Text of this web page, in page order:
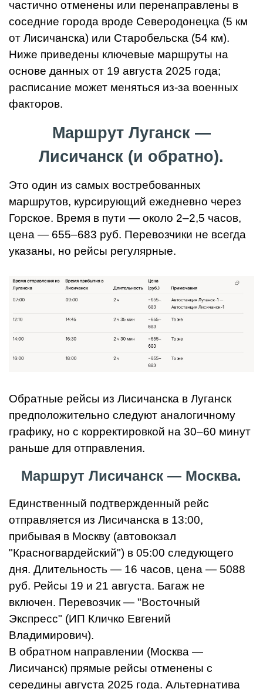
частично отменены или перенаправлены в
соседние города вроде Северодонецка (5 км
от Лисичанска) или Старобельска (54 км).
Ниже приведены ключевые маршруты на
основе данных от 19 августа 2025 года;
расписание может меняться из-за военных
факторов.
Маршрут Луганск —
Лисичанск (и обратно).
Это один из самых востребованных
маршрутов, курсирующий ежедневно через
Горское. Время в пути — около 2–2,5 часов,
цена — 655–683 руб. Перевозчики не всегда
указаны, но рейсы регулярные.
Обратные рейсы из Лисичанска в Луганск
предположительно следуют аналогичному
графику, но с корректировкой на 30–60 минут
раньше для отправления.
Маршрут Лисичанск — Москва.
Единственный подтвержденный рейс
отправляется из Лисичанска в 13:00,
прибывая в Москву (автовокзал
"Красногвардейский") в 05:00 следующего
дня. Длительность — 16 часов, цена — 5088
руб. Рейсы 19 и 21 августа. Багаж не
включен. Перевозчик — "Восточный
Экспресс" (ИП Кличко Евгений
Владимирович).
В обратном направлении (Москва —
Лисичанск) прямые рейсы отменены с
середины августа 2025 года. Альтернатива